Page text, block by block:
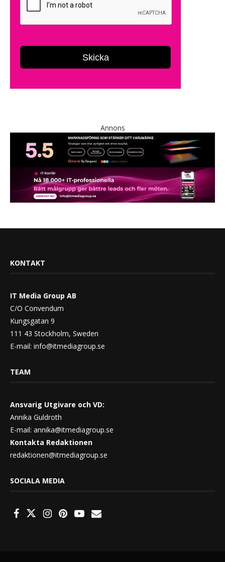
Annons
KONTAKT
IT Media Group AB
C/O Convendum
Kungsgatan 9
111 43 Stockholm, Sweden
E-mail: info@itmediagroup.se
TEAM
Ansvarig Utgivare och VD:
Annika Guldroth
E-mail: annika@itmediagroup.se
Kontakta Redaktionen
redaktionen@itmediagroup.se
SOCIALA MEDIA